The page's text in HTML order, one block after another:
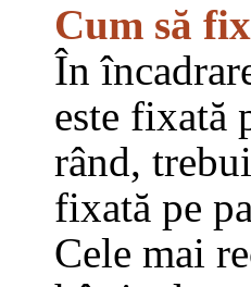
Cum să
În
este fixată
rând,
fixată pe
Cele mai